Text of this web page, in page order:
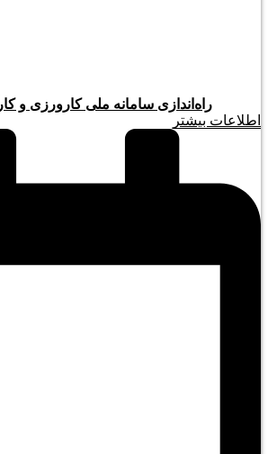
راه‌اندازی سامانه ملی کارورزی و
اطلاعات بیشتر